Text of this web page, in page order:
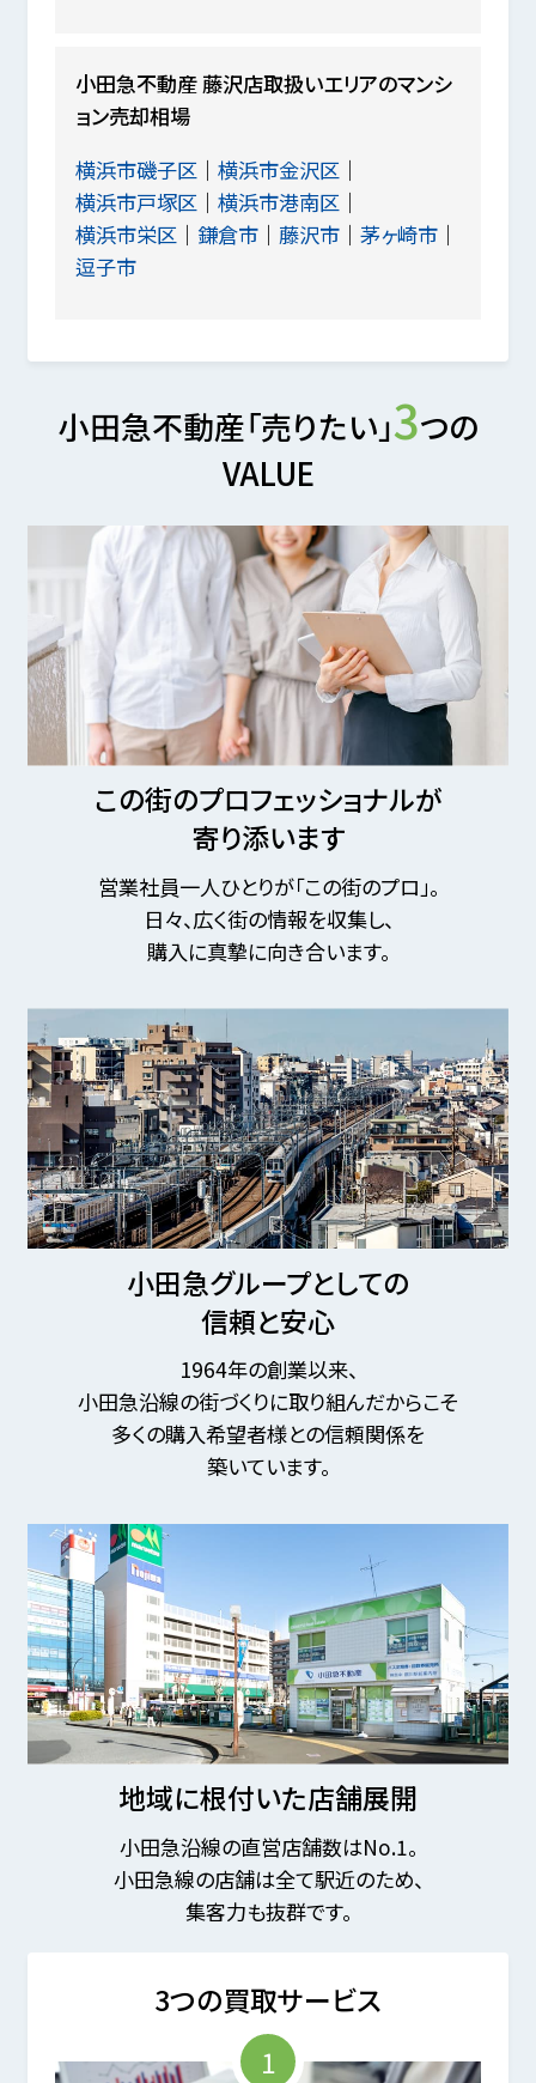
小田急不動産 藤沢店取扱いエリアのマンシ
ョン売却相場
横浜市磯子区
横浜市金沢区
横浜市戸塚区
横浜市港南区
横浜市栄区
鎌倉市 藤沢市
茅ヶ崎市
逗子市
小田急不動産「売りたい」3つの
VALUE
この街のプロフェッショナルが
寄り添います
営業社員一人ひとりが「この街のプロ」。
日々、広く街の情報を収集し、
購入に真摯に向き合います。
小田急グループとしての
信頼と安心
1964年の創業以来、
小田急沿線の街づくりに取り組んだからこそ
多くの購入希望者様との信頼関係を
築いています。
地域に根付いた店舗展開
小田急沿線の直営店舗数はNo.1。
小田急線の店舗は全て駅近のため、
集客力も抜群です。
3つの買取サービス
1